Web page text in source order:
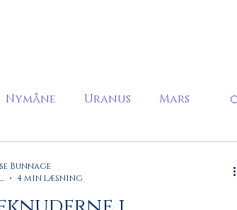
Nymåne Uranus Mars
Bunnage
4 min læsning